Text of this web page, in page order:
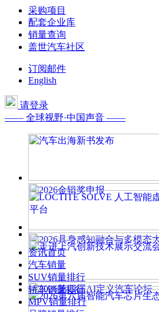
采购项目
配套企业库
销量查询
盖世汽车社区
订阅邮件
English
请登录
—— 全球视野·中国声音 ——
资讯首页
汽车销量
SUV销量排行
轿车销量排行
MPV销量排行